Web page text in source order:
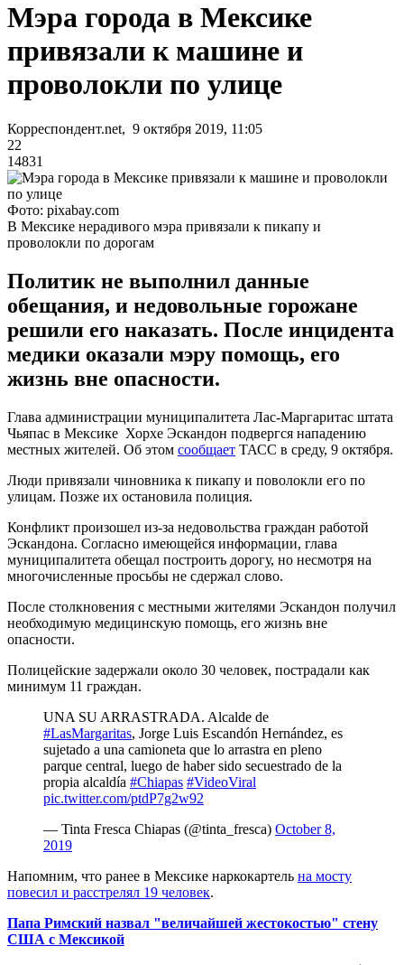
Мэра города в Мексике
привязали к машине и
проволокли по улице
Корреспондент.net, 9 октября 2019, 11:05
22
14831
Фото: pixabay.com
В Мексике нерадивого мэра привязали к пикапу и
проволокли по дорогам
Политик не выполнил данные
обещания, и недовольные горожане
решили его наказать. После инцидента
медики оказали мэру помощь, его
жизнь вне опасности.
Глава администрации муниципалитета Лас-Маргаритас штата
Чьяпас в Мексике Хорхе Эскандон подвергся нападению
местных жителей. Об этом сообщает ТАСС в среду, 9 октября.
Люди привязали чиновника к пикапу и поволокли его по
улицам. Позже их остановила полиция.
Конфликт произошел из-за недовольства граждан работой
Эскандона. Согласно имеющейся информации, глава
муниципалитета обещал построить дорогу, но несмотря на
многочисленные просьбы не сдержал слово.
После столкновения с местными жителями Эскандон получил
необходимую медицинскую помощь, его жизнь вне
опасности.
Полицейские задержали около 30 человек, пострадали как
минимум 11 граждан.
UNA SU ARRASTRADA. Alcalde de
#LasMargaritas, Jorge Luis Escandón Hernández, es
sujetado a una camioneta que lo arrastra en pleno
parque central, luego de haber sido secuestrado de la
propia alcaldía #Chiapas #VideoViral
pic.twitter.com/ptdP7g2w92
— Tinta Fresca Chiapas (@tinta_fresca) October 8,
2019
Напомним, что ранее в Мексике наркокартель на мосту
повесил и расстрелял 19 человек.
Папа Римский назвал "величайшей жестокостью" стену
США с Мексикой